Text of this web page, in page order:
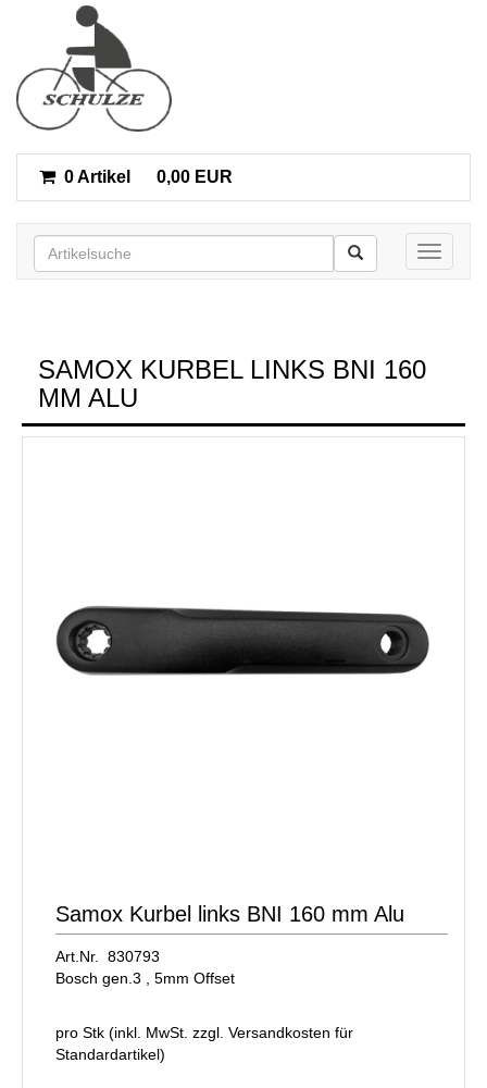
0 Artikel 0,00 EUR
Toggle
SAMOX KURBEL LINKS BNI 160
MM ALU
Samox Kurbel links BNI 160 mm Alu
Art.Nr. 830793
Bosch gen.3 , 5mm Offset
pro Stk (inkl. MwSt. zzgl. Versandkosten für
Standardartikel)